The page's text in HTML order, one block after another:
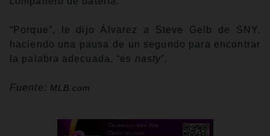
“Porque”, le dijo Álvarez a Steve Gelb de SNY,
haciendo una pausa de un segundo para encontrar
la palabra adecuada, “es nasty”.
Fuente: MLB.com